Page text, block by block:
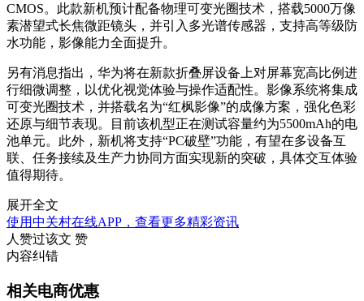
CMOS。此款新机预计配备物理可变光圈技术，搭载5000万像
素潜望式长焦微距镜头，并引入多光谱传感器，支持高等级防
水功能，影像能力全面提升。
另有消息指出，华为将在新款折叠屏设备上对屏幕宽高比例进
行细微调整，以优化视觉体验与操作适配性。影像系统将集成
可变光圈技术，并搭载名为“红枫影像”的成像方案，强化色彩
还原与细节表现。目前该机型正在测试容量约为5500mAh的电
池单元。此外，新机将支持“PC破壁”功能，有望在多设备互
联、任务接续及生产力协同方面实现新的突破，具体交互体验
值得期待。
展开全文
使用中关村在线APP，查看更多精彩资讯
人赞过该文 赞
内容纠错
相关电商优惠